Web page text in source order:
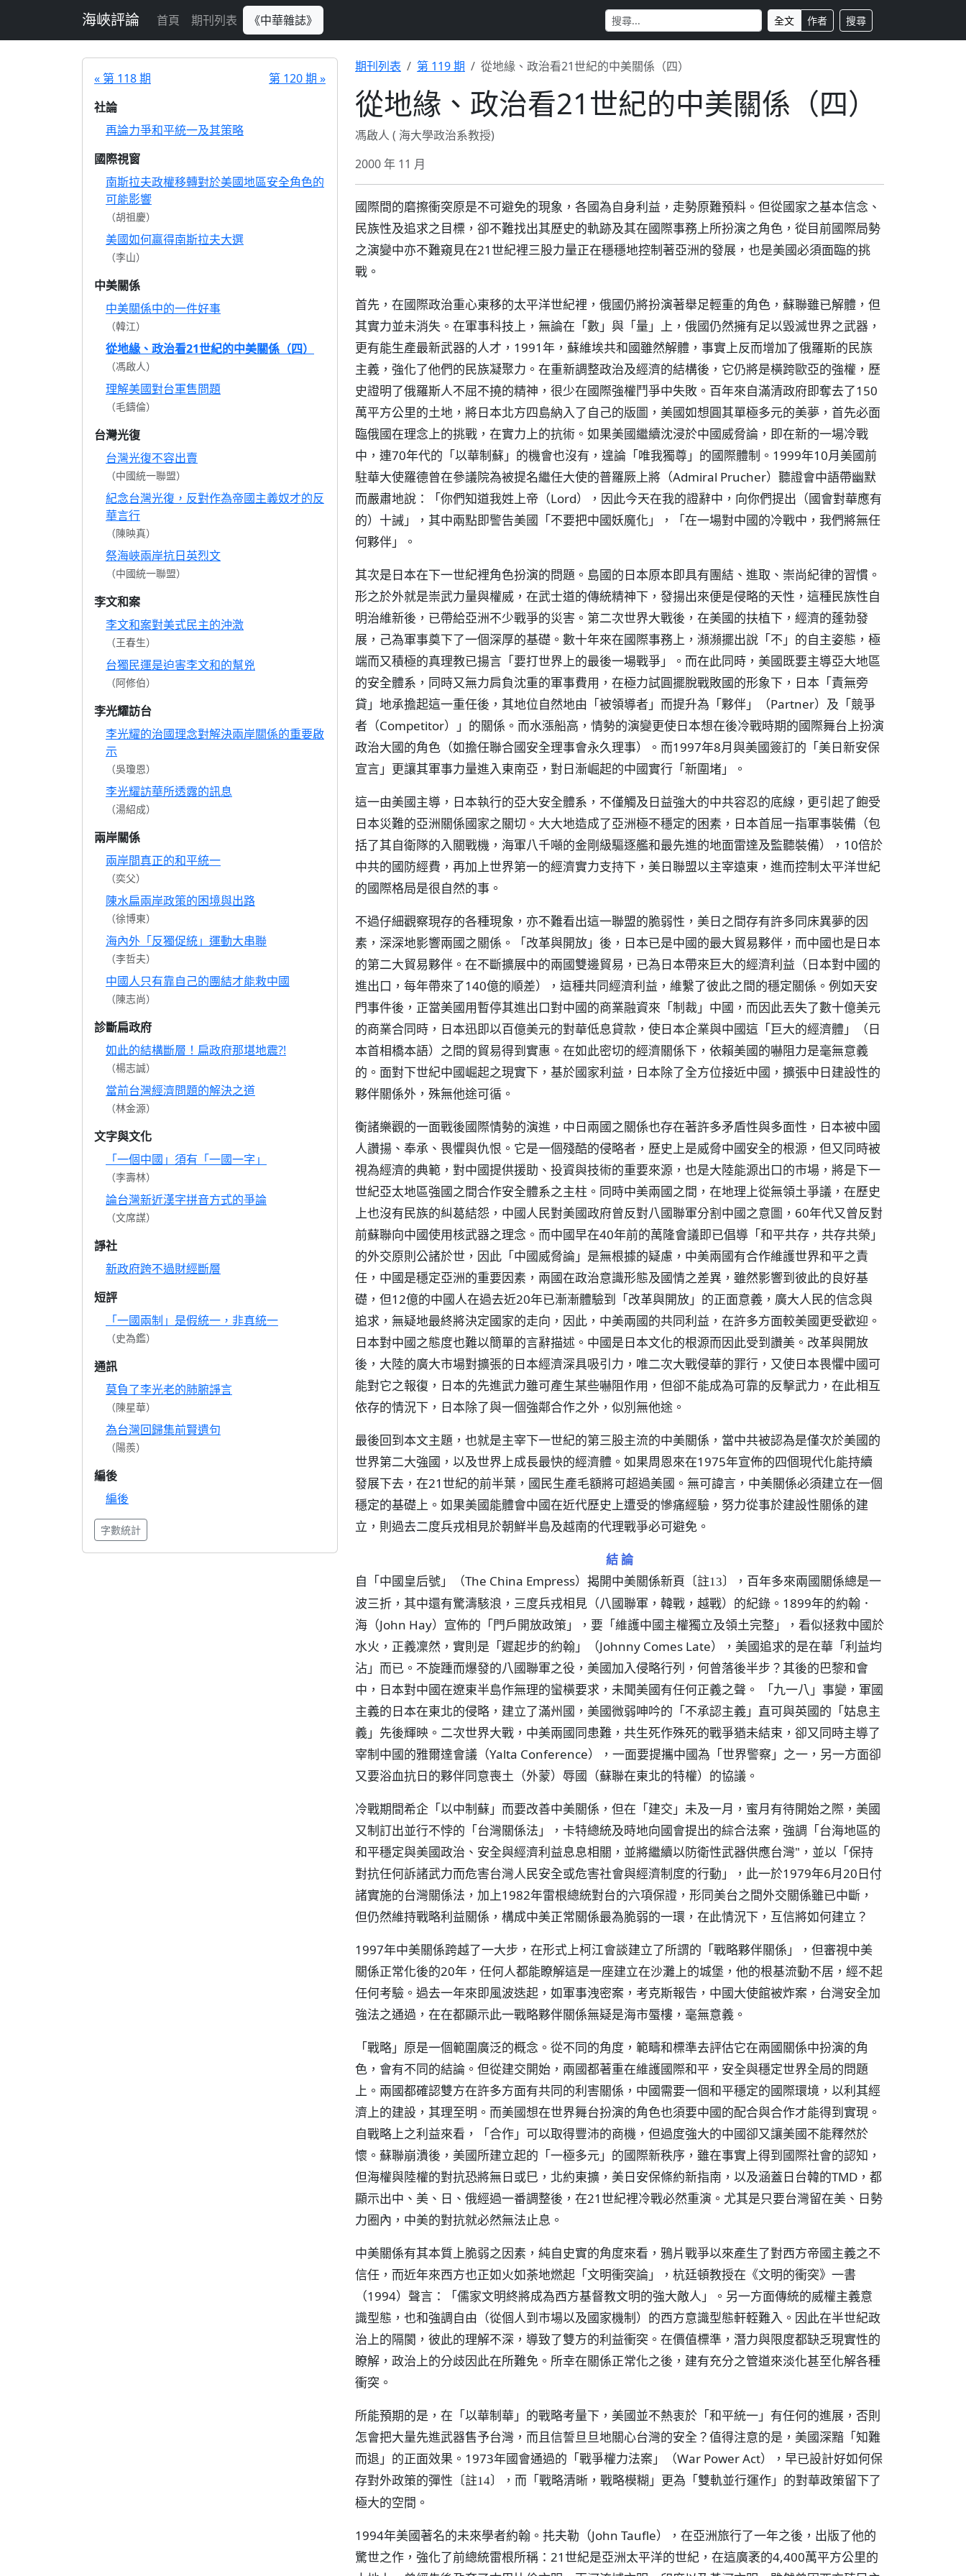
海峽評論 首頁 期刊列表 《中華雜誌》 全文 作者 搜尋
« 第 118 期
第 120 期 »
社論
再論力爭和平統一及其策略
國際視窗
南斯拉夫政權移轉對於美國地區安全角色的
可能影響
（胡祖慶）
美國如何贏得南斯拉夫大選
（李山）
中美關係
中美關係中的一件好事
（韓江）
從地緣、政治看21世紀的中美關係（四）
（馮啟人）
理解美國對台軍售問題
（毛鑄倫）
台灣光復
台灣光復不容出賣
（中國統一聯盟）
紀念台灣光復，反對作為帝國主義奴才的反
華言行
（陳映真）
祭海峽兩岸抗日英烈文
（中國統一聯盟）
李文和案
李文和案對美式民主的沖激
（王春生）
台獨民運是迫害李文和的幫兇
（阿修伯）
李光耀訪台
李光耀的治國理念對解決兩岸關係的重要啟
示
（吳瓊恩）
李光耀訪華所透露的訊息
（湯紹成）
兩岸關係
兩岸間真正的和平統一
（奕父）
陳水扁兩岸政策的困境與出路
（徐博東）
海內外「反獨促統」運動大串聯
（李哲夫）
中國人只有靠自己的團結才能救中國
（陳志尚）
診斷扁政府
如此的結構斷層！扁政府那堪地震?!
（楊志誠）
當前台灣經濟問題的解決之道
（林金源）
文字與文化
「一個中國」須有「一國一字」
（李壽林）
論台灣新近漢字拼音方式的爭論
（文席謀）
諍社
新政府跨不過財經斷層
短評
「一國兩制」是假統一，非真統一
（史為鑑）
通訊
莫負了李光老的肺腑諍言
（陳星華）
為台灣回歸集前賢遺句
（陽羨）
編後
編後
字數統計
期刊列表 第 119 期 從地緣、政治看21世紀的中美關係（四）
從地緣、政治看21世紀的中美關係（四）
馮啟人 ( 海大學政治系教授)
2000 年 11 月
國際間的磨擦衝突原是不可避免的現象，各國為自身利益，走勢原難預料。但從國家之基本信念、
民族性及追求之目標，卻不難找出其歷史的軌跡及其在國際事務上所扮演之角色，從目前國際局勢
之演變中亦不難窺見在21世紀裡三股力量正在穩穩地控制著亞洲的發展，也是美國必須面臨的挑
戰。
首先，在國際政治重心東移的太平洋世紀裡，俄國仍將扮演著舉足輕重的角色，蘇聯雖已解體，但
其實力並未消失。在軍事科技上，無論在「數」與「量」上，俄國仍然擁有足以毀滅世界之武器，
更有能生產最新武器的人才，1991年，蘇維埃共和國雖然解體，事實上反而增加了俄羅斯的民族
主義，強化了他們的民族凝聚力。在重新調整政治及經濟的結構後，它仍將是橫跨歐亞的強權，歷
史證明了俄羅斯人不屈不撓的精神，很少在國際強權鬥爭中失敗。百年來自滿清政府即奪去了150
萬平方公里的土地，將日本北方四島納入了自己的版圖，美國如想圓其單極多元的美夢，首先必面
臨俄國在理念上的挑戰，在實力上的抗術。如果美國繼續沈浸於中國威脅論，即在新的一場冷戰
中，連70年代的「以華制蘇」的機會也沒有，遑論「唯我獨尊」的國際體制。1999年10月美國前
駐華大使羅德曾在參議院為被提名繼任大使的普羅厥上將（Admiral Prucher）聽證會中語帶幽默
而嚴肅地說：「你們知道我姓上帝（Lord），因此今天在我的證辭中，向你們提出（國會對華應有
的）十誡」，其中兩點即警告美國「不要把中國妖魔化」，「在一場對中國的冷戰中，我們將無任
何夥伴」。
其次是日本在下一世紀裡角色扮演的問題。島國的日本原本即具有團結、進取、崇尚紀律的習慣。
形之於外就是崇武力量與權威，在武士道的傳統精神下，發揚出來便是侵略的天性，這種民族性自
明治維新後，已帶給亞洲不少戰爭的災害。第二次世界大戰後，在美國的扶植下，經濟的蓬勃發
展，己為軍事奠下了一個深厚的基礎。數十年來在國際事務上，瀕瀕擺出說「不」的自主姿態，極
端而又積極的真理教已揚言「要打世界上的最後一場戰爭」。而在此同時，美國既要主導亞大地區
的安全體系，同時又無力肩負沈重的軍事費用，在極力試圓擺脫戰敗國的形象下，日本「責無旁
貸」地承擔起這一重任後，其地位自然地由「被領導者」而提升為「夥伴」（Partner）及「競爭
者（Competitor）」的關係。而水漲船高，情勢的演變更使日本想在後冷戰時期的國際舞台上扮演
政治大國的角色（如擔任聯合國安全理事會永久理事）。而1997年8月與美國簽訂的「美日新安保
宣言」更讓其軍事力量進入東南亞，對日漸崛起的中國實行「新圍堵」。
這一由美國主導，日本執行的亞大安全體系，不僅觸及日益強大的中共容忍的底線，更引起了飽受
日本災難的亞洲關係國家之關切。大大地造成了亞洲極不穩定的困素，日本首屈一指軍事裝備（包
括了其自衛隊的入關戰機，海軍八千噸的金剛級驅逐艦和最先進的地面雷達及監聽裝備），10倍於
中共的國防經費，再加上世界第一的經濟實力支持下，美日聯盟以主宰遠東，進而控制太平洋世紀
的國際格局是很自然的事。
不過仔細觀察現存的各種現象，亦不難看出這一聯盟的脆弱性，美日之間存有許多同床異夢的因
素，深深地影響兩國之關係。「改革與開放」後，日本已是中國的最大貿易夥伴，而中國也是日本
的第二大貿易夥伴。在不斷擴展中的兩國雙邊貿易，已為日本帶來巨大的經濟利益（日本對中國的
進出口，每年帶來了140億的順差），這種共同經濟利益，維繫了彼此之間的穩定關係。例如天安
門事件後，正當美國用暫停其進出口對中國的商業融資來「制裁」中國，而因此丟失了數十億美元
的商業合同時，日本迅即以百億美元的對華低息貸款，使日本企業與中國這「巨大的經濟體」（日
本首相橋本語）之間的貿易得到實惠。在如此密切的經濟關係下，依賴美國的嚇阻力是毫無意義
的。面對下世紀中國崛起之現實下，基於國家利益，日本除了全方位接近中國，擴張中日建設性的
夥伴關係外，殊無他途可循。
衡諸樂觀的一面戰後國際情勢的演進，中日兩國之關係也存在著許多矛盾性與多面性，日本被中國
人讚揚、奉承、畏懼與仇恨。它是一個殘酷的侵略者，歷史上是威脅中國安全的根源，但又同時被
視為經濟的典範，對中國提供援助、投資與技術的重要來源，也是大陸能源出口的市場，將是下一
世紀亞太地區強國之間合作安全體系之主柱。同時中美兩國之間，在地理上從無領土爭議，在歷史
上也沒有民族的糾葛結怨，中國人民對美國政府曾反對八國聯軍分割中國之意圖，60年代又曾反對
前蘇聯向中國使用核武器之理念。而中國早在40年前的萬隆會議即已倡導「和平共存，共存共榮」
的外交原則公諸於世，因此「中國威脅論」是無根據的疑慮，中美兩國有合作維護世界和平之責
任，中國是穩定亞洲的重要因素，兩國在政治意識形態及國情之差異，雖然影響到彼此的良好基
礎，但12億的中國人在過去近20年已漸漸體驗到「改革與開放」的正面意義，廣大人民的信念與
追求，無疑地最終將決定國家的走向，因此，中美兩國的共同利益，在許多方面較美國更受歡迎。
日本對中國之態度也難以簡單的言辭描述。中國是日本文化的根源而因此受到讚美。改革與開放
後，大陸的廣大市場對擴張的日本經濟深具吸引力，唯二次大戰侵華的罪行，又使日本畏懼中國可
能對它之報復，日本的先進武力雖可產生某些嚇阻作用，但卻不能成為可靠的反擊武力，在此相互
依存的情況下，日本除了與一個強鄰合作之外，似別無他途。
最後回到本文主題，也就是主宰下一世紀的第三股主流的中美關係，當中共被認為是僅次於美國的
世界第二大強國，以及世界上成長最快的經濟體。如果周恩來在1975年宣佈的四個現代化能持續
發展下去，在21世紀的前半葉，國民生產毛額將可超過美國。無可諱言，中美關係必須建立在一個
穩定的基礎上。如果美國能體會中國在近代歷史上遭受的慘痛經驗，努力從事於建設性關係的建
立，則過去二度兵戎相見於朝鮮半島及越南的代理戰爭必可避免。
結 論
自「中國皇后號」（The China Empress）揭開中美關係新頁 〔註13〕
，百年多來兩國關係總是一
波三折，其中還有驚濤駭浪，三度兵戎相見（八國聯軍，韓戰，越戰）的紀錄。1899年的約翰．
海（John Hay）宣佈的「門戶開放政策」，要「維護中國主權獨立及領土完整」，看似拯救中國於
水火，正義凜然，實則是「遲起步的約翰」（Johnny Comes Late），美國追求的是在華「利益均
沾」而已。不旋踵而爆發的八國聯軍之役，美國加入侵略行列，何曾落後半步？其後的巴黎和會
中，日本對中國在遼東半島作無理的蠻橫要求，未聞美國有任何正義之聲。 「九一八」事變，軍國
主義的日本在東北的侵略，建立了滿州國，美國微弱呻吟的「不承認主義」直可與英國的「姑息主
義」先後輝映。二次世界大戰，中美兩國同患難，共生死作殊死的戰爭猶未結束，卻又同時主導了
宰制中國的雅爾達會議（Yalta Conference），一面要提攜中國為「世界警察」之一，另一方面卻
又要浴血抗日的夥伴同意喪土（外蒙）辱國（蘇聯在東北的特權）的協議。
冷戰期間希企「以中制蘇」而要改善中美關係，但在「建交」未及一月，蜜月有待開始之際，美國
又制訂出並行不悖的「台灣關係法」，卡特總統及時地向國會提出的綜合法案，強調「台海地區的
和平穩定與美國政治、安全與經濟利益息息相關，並將繼續以防衛性武器供應台灣"，並以「保持
對抗任何訴諸武力而危害台灣人民安全或危害社會與經濟制度的行動」，此一於1979年6月20日付
諸實施的台灣關係法，加上1982年雷根總統對台的六項保證，形同美台之間外交關係雖已中斷，
但仍然維持戰略利益關係，構成中美正常關係最為脆弱的一環，在此情況下，互信將如何建立？
1997年中美關係跨越了一大步，在形式上柯江會談建立了所謂的「戰略夥伴關係」，但審視中美
關係正常化後的20年，任何人都能瞭解這是一座建立在沙灘上的城堡，他的根基流動不居，經不起
任何考驗。過去一年來即風波迭起，如軍事洩密案，考克斯報告，中國大使館被炸案，台灣安全加
強法之通過，在在都顯示此一戰略夥伴關係無疑是海市蜃樓，毫無意義。
「戰略」原是一個範圍廣泛的概念。從不同的角度，範疇和標準去評估它在兩國關係中扮演的角
色，會有不同的結論。但從建交開始，兩國都著重在維護國際和平，安全與穩定世界全局的問題
上。兩國都確認雙方在許多方面有共同的利害關係，中國需要一個和平穩定的國際環境，以利其經
濟上的建設，其理至明。而美國想在世界舞台扮演的角色也須要中國的配合與合作才能得到實現。
自戰略上之利益來看，「合作」可以取得豐沛的商機，但過度強大的中國卻又讓美國不能釋然於
懷。蘇聯崩潰後，美國所建立起的「一極多元」的國際新秩序，雖在事實上得到國際社會的認知，
但海權與陸權的對抗恐將無日或巳，北約東擴，美日安保條約新指南，以及涵蓋日台韓的TMD，都
顯示出中、美、日、俄經過一番調整後，在21世紀裡冷戰必然重演。尤其是只要台灣留在美、日勢
力圈內，中美的對抗就必然無法止息。
中美關係有其本質上脆弱之因素，純自史實的角度來看，鴉片戰爭以來產生了對西方帝國主義之不
信任，而近年來西方也正如火如荼地燃起「文明衝突論」，杭廷頓教授在《文明的衝突》一書
（1994）聲言：「儒家文明終將成為西方基督教文明的強大敵人」。另一方面傳統的威權主義意
識型態，也和強調自由（從個人到市場以及國家機制）的西方意識型態軒輊難入。因此在半世紀政
治上的隔閡，彼此的理解不深，導致了雙方的利益衝突。在價值標準，潛力與限度都缺乏現實性的
瞭解，政治上的分歧因此在所難免。所幸在關係正常化之後，建有充分之管道來淡化甚至化解各種
衝突。
所能預期的是，在「以華制華」的戰略考量下，美國並不熱衷於「和平統一」有任何的進展，否則
怎會把大量先進武器售予台灣，而且信誓旦旦地關心台灣的安全？值得注意的是，美國深黯「知難
而退」的正面效果。1973年國會通過的「戰爭權力法案」（War Power Act），早已設計好如何保
存對外政策的彈性 〔註14〕
，而「戰略清晰，戰略模糊」更為「雙軌並行運作」的對華政策留下了
極大的空間。
1994年美國著名的未來學者約翰。扥夫勒（John Taufle），在亞洲旅行了一年之後，出版了他的
驚世之作，強化了前總統雷根所稱：21世紀是亞洲太平洋的世紀，在這廣袤的4,400萬平方公里的